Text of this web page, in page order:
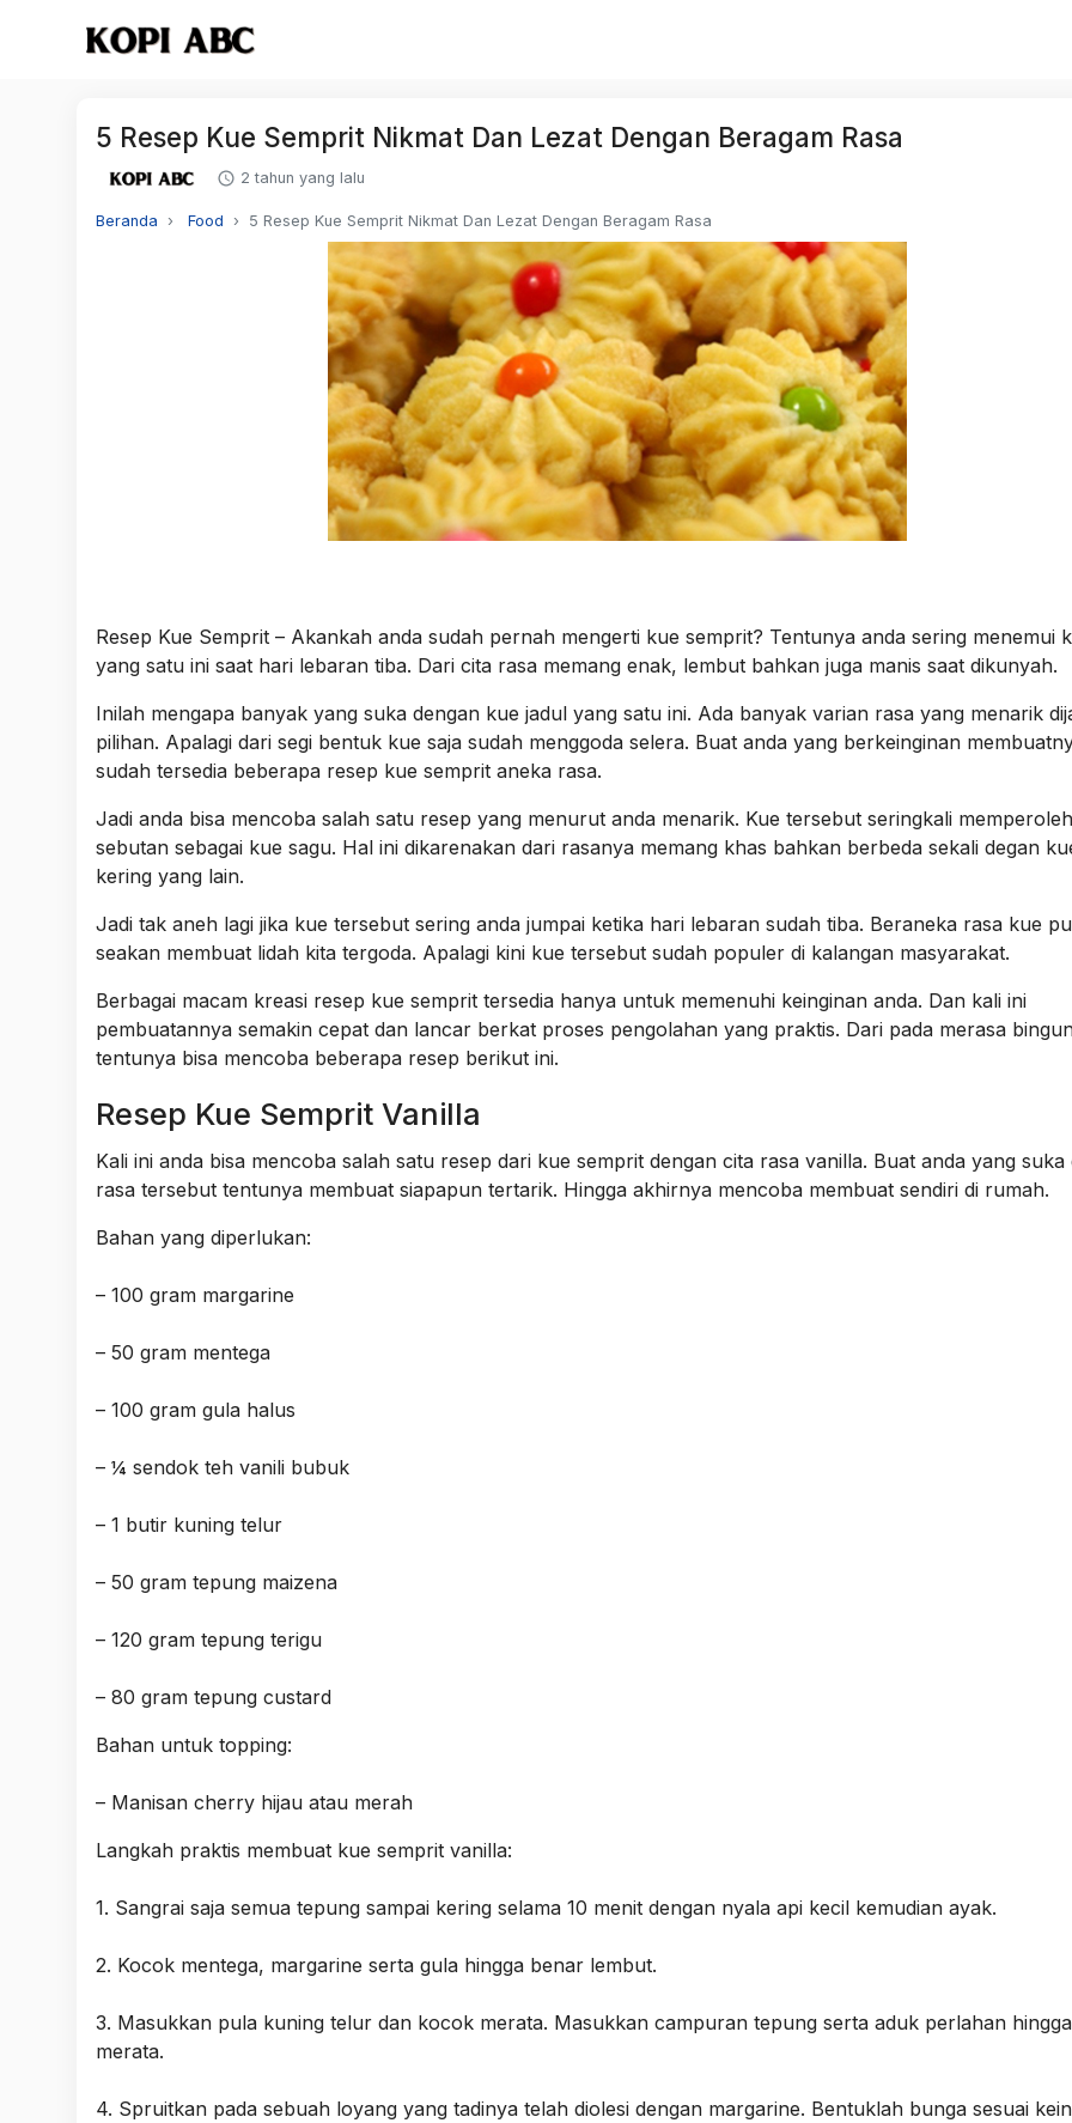
5 Resep Kue Semprit Nikmat Dan Lezat Dengan Beragam Rasa
2 tahun yang lalu
Beranda Food 5 Resep Kue Semprit Nikmat Dan Lezat Dengan Beragam Rasa
Resep Kue Semprit – Akankah anda sudah pernah mengerti kue semprit? Tentunya anda sering menemui
yang satu ini saat hari lebaran tiba. Dari cita rasa memang enak, lembut bahkan juga manis saat dikunyah.
Inilah mengapa banyak yang suka dengan kue jadul yang satu ini. Ada banyak varian rasa yang menarik
pilihan. Apalagi dari segi bentuk kue saja sudah menggoda selera. Buat anda yang berkeinginan
sudah tersedia beberapa resep kue semprit aneka rasa.
Jadi anda bisa mencoba salah satu resep yang menurut anda menarik. Kue tersebut seringkali memperoleh
sebutan sebagai kue sagu. Hal ini dikarenakan dari rasanya memang khas bahkan berbeda sekali degan
kering yang lain.
Jadi tak aneh lagi jika kue tersebut sering anda jumpai ketika hari lebaran sudah tiba. Beraneka rasa kue
seakan membuat lidah kita tergoda. Apalagi kini kue tersebut sudah populer di kalangan masyarakat.
Berbagai macam kreasi resep kue semprit tersedia hanya untuk memenuhi keinginan anda. Dan kali ini
pembuatannya semakin cepat dan lancar berkat proses pengolahan yang praktis. Dari pada merasa
tentunya bisa mencoba beberapa resep berikut ini.
Resep Kue Semprit Vanilla
Kali ini anda bisa mencoba salah satu resep dari kue semprit dengan cita rasa vanilla. Buat anda yang suka
rasa tersebut tentunya membuat siapapun tertarik. Hingga akhirnya mencoba membuat sendiri di rumah.
Bahan yang diperlukan:
– 100 gram margarine
– 50 gram mentega
– 100 gram gula halus
– ¼ sendok teh vanili bubuk
– 1 butir kuning telur
– 50 gram tepung maizena
– 120 gram tepung terigu
– 80 gram tepung custard
Bahan untuk topping:
– Manisan cherry hijau atau merah
Langkah praktis membuat kue semprit vanilla:
1. Sangrai saja semua tepung sampai kering selama 10 menit dengan nyala api kecil kemudian ayak.
2. Kocok mentega, margarine serta gula hingga benar lembut.
3. Masukkan pula kuning telur dan kocok merata. Masukkan campuran tepung serta aduk perlahan hingga
merata.
4. Spruitkan pada sebuah loyang yang tadinya telah diolesi dengan margarine. Bentuklah bunga sesuai